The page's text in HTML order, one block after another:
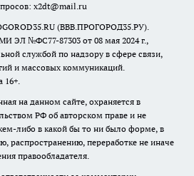
x2dt@mail.ru
(ВВВ.ПРОГОРОД35.РУ).
ЭЛ №ФС77-87303 от 08 мая 2024 г.,
службой по надзору в сфере связи,
и массовых коммуникаций.
16+.
на данном сайте, охраняется в
РФ об авторском праве и не
либо в какой бы то ни было форме, в
распространению, переработке не иначе
правообладателя.